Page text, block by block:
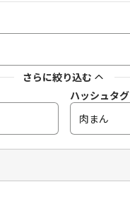
さらに絞り込む
ハッシュタグ